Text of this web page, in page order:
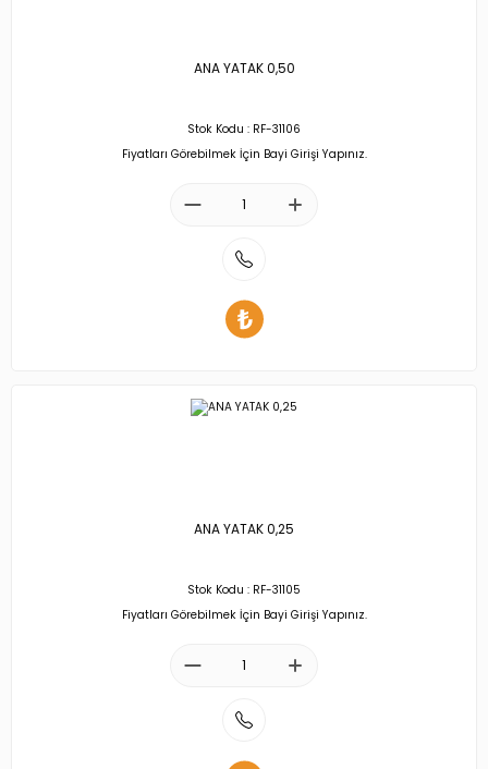
ANA YATAK 0,50
Stok Kodu : RF-31106
Fiyatları Görebilmek İçin Bayi Girişi Yapınız.
ANA YATAK 0,25
Stok Kodu : RF-31105
Fiyatları Görebilmek İçin Bayi Girişi Yapınız.